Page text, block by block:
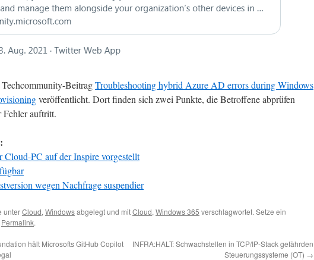
BeitragTroubleshooting hybrid Azure AD errors during Windows
veröffentlicht. Dort finden sich zwei Punkte, die Betroffene abprüfen
Fehler auftritt.
Cloud-PC auf der Inspire vorgestellt
wegen Nachfrage suspendier
unterCloud, Windowsabgelegt und mitCloud, Windows 365 verschlagwortet. Setze ein
Permalink.
hält Microsofts GitHub Copilot
INFRA:HALT: Schwachstellen in TCP/IP-Stack gefährden
Steuerungssysteme (OT) →